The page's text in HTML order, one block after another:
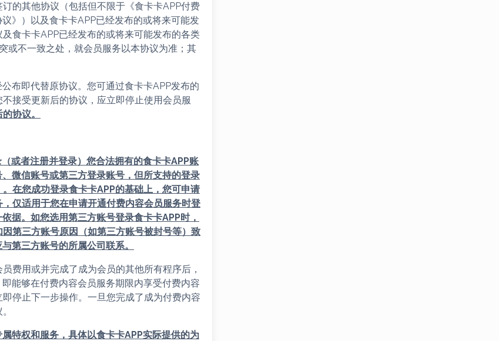
的其他协议（包括但不限于《食卡卡APP付费
》）以及食卡卡APP已经发布的或将来可能发
食卡卡APP已经发布的或将来可能发布的各类
或不一致之处，就会员服务以本协议为准；其
布即代替原协议。您可通过食卡卡APP发布的
接受更新后的协议，应立即停止使用会员服
协议。
或者注册并登录）您合法拥有的食卡卡APP账
微信账号或第三方登录账号，但所支持的登录
在您成功登录食卡卡APP的基础上，您可申请
仅适用于您在申请开通付费内容会员服务时登
据。如您选用第三方账号登录食卡卡APP时，
第三方账号原因（如第三方账号被封号等）致
第三方账号的所属公司联系。
费用或并完成了成为会员的其他所有程序后，
能够在付费内容会员服务期限内享受付费内容
停止下一步操作。一旦您完成了成为付费内容
特权和服务，具体以食卡卡APP实际提供的为